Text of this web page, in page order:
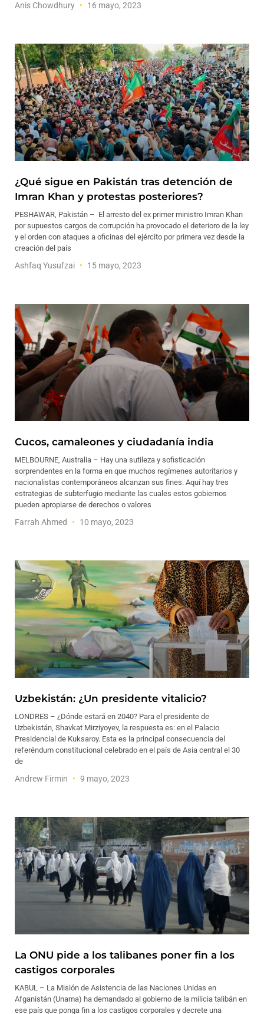
Anis Chowdhury 16 mayo, 2023
¿Qué sigue en Pakistán tras detención de
Imran Khan y protestas posteriores?
PESHAWAR, Pakistán – El arresto del ex primer ministro Imran Khan
por supuestos cargos de corrupción ha provocado el deterioro de la ley
y el orden con ataques a oficinas del ejército por primera vez desde la
creación del país
Ashfaq Yusufzai 15 mayo, 2023
Cucos, camaleones y ciudadanía india
MELBOURNE, Australia – Hay una sutileza y sofisticación
sorprendentes en la forma en que muchos regímenes autoritarios y
nacionalistas contemporáneos alcanzan sus fines. Aquí hay tres
estrategias de subterfugio mediante las cuales estos gobiernos
pueden apropiarse de derechos o valores
Farrah Ahmed 10 mayo, 2023
Uzbekistán: ¿Un presidente vitalicio?
LONDRES – ¿Dónde estará en 2040? Para el presidente de
Uzbekistán, Shavkat Mirziyoyev, la respuesta es: en el Palacio
Presidencial de Kuksaroy. Esta es la principal consecuencia del
referéndum constitucional celebrado en el país de Asia central el 30
de
Andrew Firmin 9 mayo, 2023
La ONU pide a los talibanes poner fin a los
castigos corporales
KABUL – La Misión de Asistencia de las Naciones Unidas en
Afganistán (Unama) ha demandado al gobierno de la milicia talibán en
ese país que ponga fin a los castigos corporales y decrete una